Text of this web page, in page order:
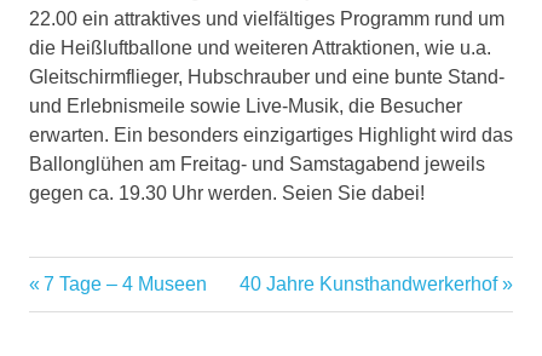
22.00 ein attraktives und vielfältiges Programm rund um
die Heißluftballone und weiteren Attraktionen, wie u.a.
Gleitschirmflieger, Hubschrauber und eine bunte Stand-
und Erlebnismeile sowie Live-Musik, die Besucher
erwarten. Ein besonders einzigartiges Highlight wird das
Ballonglühen am Freitag- und Samstagabend jeweils
gegen ca. 19.30 Uhr werden. Seien Sie dabei!
Beitragsnavigation
Vorheriger
Beitrag:
7 Tage – 4 Museen
Nächster
Beitrag:
40 Jahre Kunsthandwerkerhof